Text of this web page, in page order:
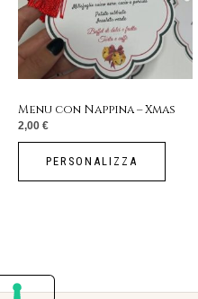
Menu con Nappina – Xmas
2,00 €
PERSONALIZZA